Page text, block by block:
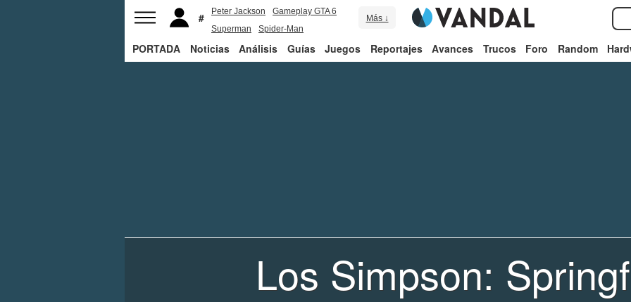
Peter Jackson
Gameplay GTA 6
Superman
Spider-Man
Más ↓
PORTADA Noticias Análisis Guías Juegos Reportajes Avances Trucos Foro Random
Los Simpson: